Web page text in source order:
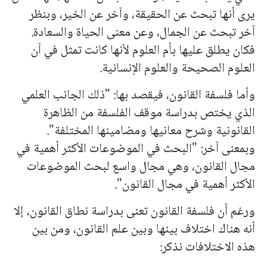
يرى أنها تبحث عن الحقيقة، وآخر عن الخير، وبنظر
آخر تبحث عن الجمال، وعن معنى الحياة والسعادة.
فكان يطلق عليها بأم العلوم لأنها كانت تمثل في آن
العلوم الصحيحة والعلوم الإنسانية.
وأما فلسفة القانون، فيقصدبها: "ذلك الجانب العلمي
الذي يختص بدراسة موقف الفلسفة من الظاهرة
القانونية وشرح معانيها ومضامينها المختلفة".
وبمعنى آخر: "البحث في الموضوعات الأكثر أهمية في
مجال القانون، وهي مجال واسع لبحث الموضوعات
الأكثر أهمية في مجال القانون".
ورغم أن فلسفة القانون تعنى بدراسة نطاق القانون، إلا
أنه هناك اختلاف بينها وبين علم القانون، ومن بين
هذه الاختلافات نذكر: